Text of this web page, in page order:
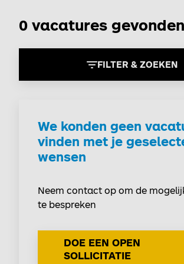
0 vacatures gevonden
FILTER & ZOEKEN
We konden geen
vinden met je
wensen
Neem contact op om de
te bespreken
DOE EEN OPEN
SOLLICITATIE